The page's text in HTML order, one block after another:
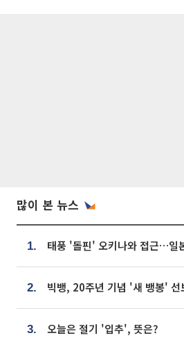
많이 본 뉴스
1.
2.
3. 오늘은 절기 '입추', 뜻은?